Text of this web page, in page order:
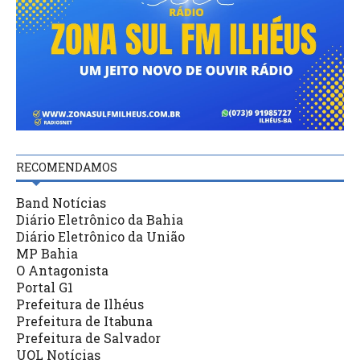
RECOMENDAMOS
Band Notícias
Diário Eletrônico da Bahia
Diário Eletrônico da União
MP Bahia
O Antagonista
Portal G1
Prefeitura de Ilhéus
Prefeitura de Itabuna
Prefeitura de Salvador
UOL Notícias